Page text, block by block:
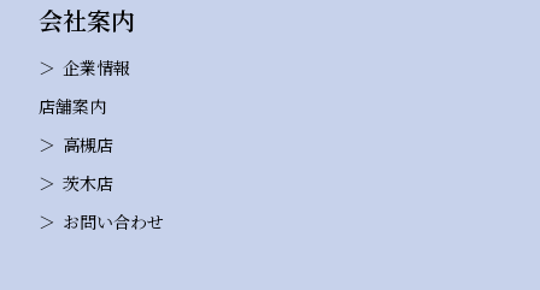
会社案内
企業情報
店舗案内
高槻店
茨木店
お問い合わせ